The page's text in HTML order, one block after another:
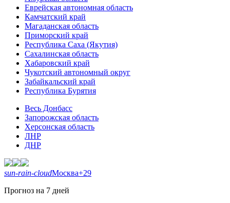
Еврейская автономная область
Камчатский край
Магаданская область
Приморский край
Республика Саха (Якутия)
Сахалинская область
Хабаровский край
Чукотский автономный округ
Забайкальский край
Республика Бурятия
Весь Донбасс
Запорожская область
Херсонская область
ЛНР
ДНР
sun-rain-cloudМосква+29
Прогноз на 7 дней